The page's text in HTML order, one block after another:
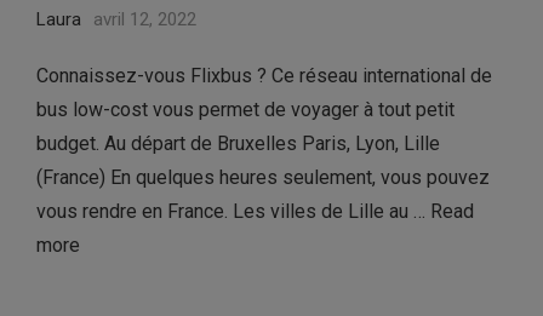
Laura avril 12, 2022
Connaissez-vous Flixbus ? Ce réseau international de
bus low-cost vous permet de voyager à tout petit
budget. Au départ de Bruxelles Paris, Lyon, Lille
(France) En quelques heures seulement, vous pouvez
vous rendre en France. Les villes de Lille au … Read
more